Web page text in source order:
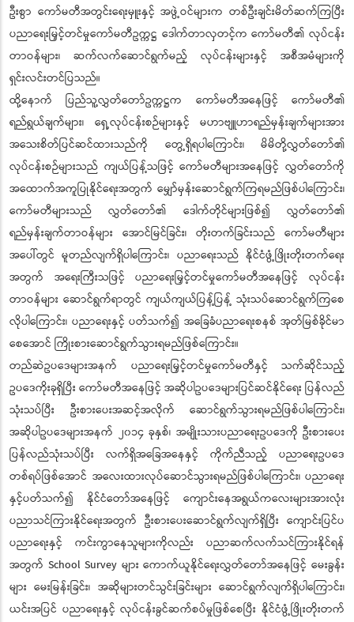
ဦးစွာ ကော်မတီအတွင်းရေးမှူးနှင့် အဖွဲ့ဝင်များက တစ်ဦးချင်းမိတ်ဆက်ကြပြီး
ပညာရေးမြှင့်တင်မှုကော်မတီဥက္ကဋ္ဌ ဒေါက်တာလှတင့်က ကော်မတီ၏ လုပ်ငန်း
တာဝန်များ၊ ဆက်လက်ဆောင်ရွက်မည့် လုပ်ငန်းများနှင့် အစီအမံများကို
ရှင်းလင်းတင်ပြသည်။
ထို့နောက် ပြည်သူ့လွှတ်တော်ဥက္ကဋ္ဌက ကော်မတီအနေဖြင့် ကော်မတီ၏
ရည်ရွယ်ချက်များ၊ ရှေ့လုပ်ငန်းစဉ်များနှင့် မဟာဗျူဟာရည်မှန်းချက်များအား
အသေးစိတ်ပြင်ဆင်ထားသည်ကို တွေ့ရှိရပါကြောင်း၊ မိမိတို့လွှတ်တော်၏
လုပ်ငန်းစဉ်များသည် ကျယ်ပြန့်သဖြင့် ကော်မတီများအနေဖြင့် လွှတ်တော်ကို
အထောက်အကူပြုနိုင်ရေးအတွက် မျှော်မှန်းဆောင်ရွက်ကြရမည်ဖြစ်ပါကြောင်း၊
ကော်မတီများသည် လွှတ်တော်၏ ဒေါက်တိုင်များဖြစ်၍ လွှတ်တော်၏
ရည်မှန်းချက်တာဝန်များ အောင်မြင်ခြင်း၊ တိုးတက်ခြင်းသည် ကော်မတီများ
အပေါ်တွင် မူတည်လျက်ရှိပါကြောင်း၊ ပညာရေးသည် နိုင်ငံဖွံ့ဖြိုးတိုးတက်ရေး
အတွက် အရေးကြီးသဖြင့် ပညာရေးမြှင့်တင်မှုကော်မတီအနေဖြင့် လုပ်ငန်း
တာဝန်များ ဆောင်ရွက်ရာတွင် ကျယ်ကျယ်ပြန့်ပြန့် သုံးသပ်ဆောင်ရွက်ကြစေ
လိုပါကြောင်း၊ ပညာရေးနှင့် ပတ်သက်၍ အခြေခံပညာရေးစနစ် အုတ်မြစ်ခိုင်မာ
စေအောင် ကြိုးစားဆောင်ရွက်သွားရမည်ဖြစ်ကြောင်း။
တည်ဆဲဥပဒေများအနက် ပညာရေးမြှင့်တင်မှုကော်မတီနှင့် သက်ဆိုင်သည့်
ဥပဒေကိုးခုရှိပြီး ကော်မတီအနေဖြင့် အဆိုပါဥပဒေများပြင်ဆင်နိုင်ရေး ပြန်လည်
သုံးသပ်ပြီး ဦးစားပေးအဆင့်အလိုက် ဆောင်ရွက်သွားရမည်ဖြစ်ပါကြောင်း၊
အဆိုပါဥပဒေများအနက် ၂၀၁၄ ခုနှစ်၊ အမျိုးသားပညာရေးဥပဒေကို ဦးစားပေး
ပြန်လည်သုံးသပ်ပြီး လက်ရှိအခြေအနေနှင့် ကိုက်ညီသည့် ပညာရေးဥပဒေ
တစ်ရပ်ဖြစ်အောင် အလေးထားလုပ်ဆောင်သွားရမည်ဖြစ်ပါကြောင်း၊ ပညာရေး
နှင့်ပတ်သက်၍ နိုင်ငံတော်အနေဖြင့် ကျောင်းနေအရွယ်ကလေးများအားလုံး
ပညာသင်ကြားနိုင်ရေးအတွက် ဦးစားပေးဆောင်ရွက်လျက်ရှိပြီး ကျောင်းပြင်ပ
ပညာရေးနှင့် ကင်းကွာနေသူများကိုလည်း ပညာဆက်လက်သင်ကြားနိုင်ရန်
အတွက် School Survey များ ကောက်ယူနိုင်ရေးလွှတ်တော်အနေဖြင့် မေးခွန်း
များ မေးမြန်းခြင်း၊ အဆိုများတင်သွင်းခြင်းများ ဆောင်ရွက်လျက်ရှိပါကြောင်း၊
ယင်းအပြင် ပညာရေးနှင့် လုပ်ငန်းခွင်ဆက်စပ်မှုဖြစ်စေပြီး နိုင်ငံဖွံ့ဖြိုးတိုးတက်